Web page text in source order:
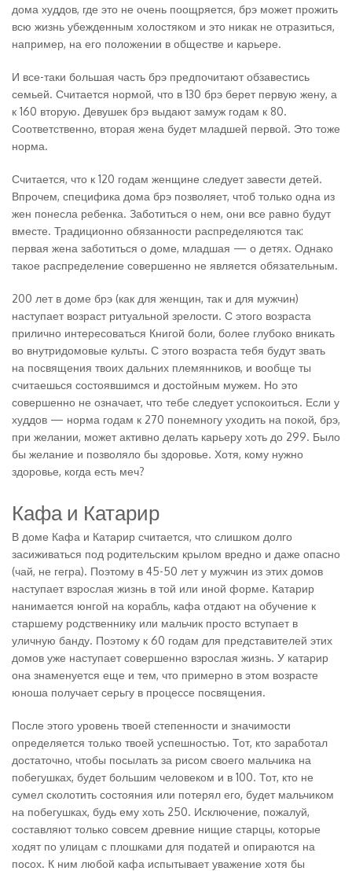
дома худдов, где это не очень поощряется, брэ может прожить
всю жизнь убежденным холостяком и это никак не отразиться,
например, на его положении в обществе и карьере.
И все-таки большая часть брэ предпочитают обзавестись
семьей. Считается нормой, что в 130 брэ берет первую жену, а
к 160 вторую. Девушек брэ выдают замуж годам к 80.
Соответственно, вторая жена будет младшей первой. Это тоже
норма.
Считается, что к 120 годам женщине следует завести детей.
Впрочем, специфика дома брэ позволяет, чтоб только одна из
жен понесла ребенка. Заботиться о нем, они все равно будут
вместе. Традиционно обязанности распределяются так:
первая жена заботиться о доме, младшая — о детях. Однако
такое распределение совершенно не является обязательным.
200 лет в доме брэ (как для женщин, так и для мужчин)
наступает возраст ритуальной зрелости. С этого возраста
прилично интересоваться Книгой боли, более глубоко вникать
во внутридомовые культы. С этого возраста тебя будут звать
на посвящения твоих дальних племянников, и вообще ты
считаешься состоявшимся и достойным мужем. Но это
совершенно не означает, что тебе следует успокоиться. Если у
худдов — норма годам к 270 понемногу уходить на покой, брэ,
при желании, может активно делать карьеру хоть до 299. Было
бы желание и позволяло бы здоровье. Хотя, кому нужно
здоровье, когда есть меч?
Кафа и Катарир
В доме Кафа и Катарир считается, что слишком долго
засиживаться под родительским крылом вредно и даже опасно
(чай, не гегра). Поэтому в 45-50 лет у мужчин из этих домов
наступает взрослая жизнь в той или иной форме. Катарир
нанимается юнгой на корабль, кафа отдают на обучение к
старшему родственнику или мальчик просто вступает в
уличную банду. Поэтому к 60 годам для представителей этих
домов уже наступает совершенно взрослая жизнь. У катарир
она знаменуется еще и тем, что примерно в этом возрасте
юноша получает серьгу в процессе посвящения.
После этого уровень твоей степенности и значимости
определяется только твоей успешностью. Тот, кто заработал
достаточно, чтобы посылать за рисом своего мальчика на
побегушках, будет большим человеком и в 100. Тот, кто не
сумел сколотить состояния или потерял его, будет мальчиком
на побегушках, будь ему хоть 250. Исключение, пожалуй,
составляют только совсем древние нищие старцы, которые
ходят по улицам с плошками для податей и опираются на
посох. К ним любой кафа испытывает уважение хотя бы